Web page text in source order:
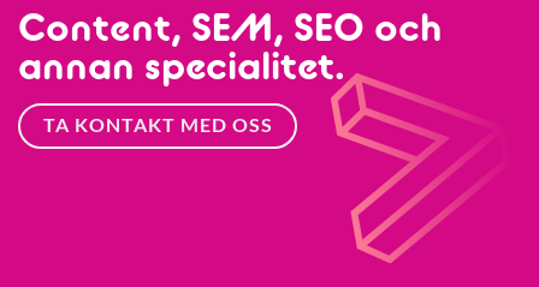
Content, SEM, SEO och
annan specialitet.
TA KONTAKT MED OSS